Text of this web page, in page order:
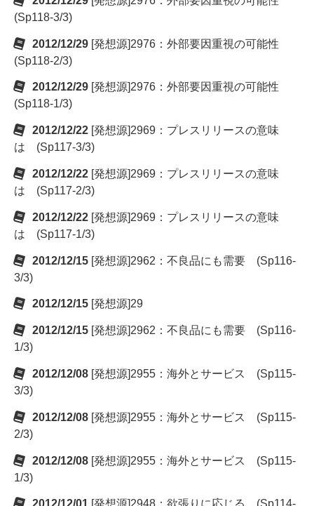
(Sp118-3/3)
2012/12/29 [発想源]2976：外部要因重視の可能性
(Sp118-2/3)
2012/12/29 [発想源]2976：外部要因重視の可能性
(Sp118-1/3)
2012/12/22 [発想源]2969：プレスリリースの意味
は (Sp117-3/3)
2012/12/22 [発想源]2969：プレスリリースの意味
は (Sp117-2/3)
2012/12/22 [発想源]2969：プレスリリースの意味
は (Sp117-1/3)
2012/12/15 [発想源]2962：不良品にも需要 (Sp116-
3/3)
2012/12/15 [発想源]29
2012/12/15 [発想源]2962：不良品にも需要 (Sp116-
1/3)
2012/12/08 [発想源]2955：海外とサービス (Sp115-
3/3)
2012/12/08 [発想源]2955：海外とサービス (Sp115-
2/3)
2012/12/08 [発想源]2955：海外とサービス (Sp115-
1/3)